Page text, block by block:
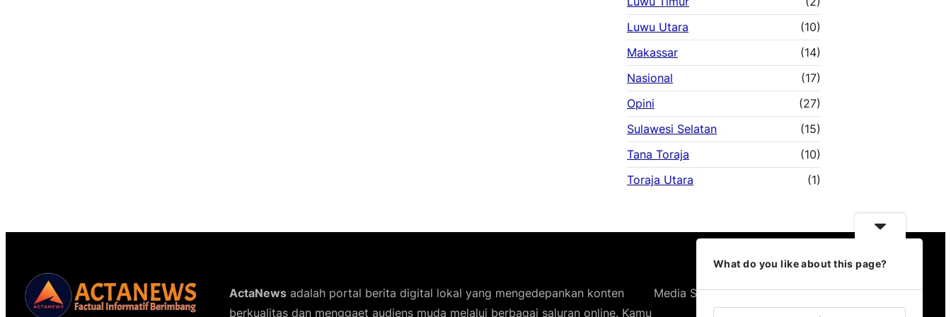
Luwu Utara
(10)
Makassar
(14)
Nasional
(17)
Opini
(27)
Sulawesi Selatan
(15)
Tana Toraja
(10)
Toraja Utara
(1)
ActaNews adalah portal berita digital lokal yang mengedepankan konten
berkualitas dan menggaet audiens muda melalui berbagai saluran online. Kamu
Media Sosial Kami
What do you like about this page?